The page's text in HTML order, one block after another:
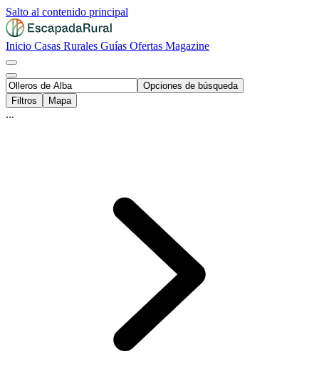
Salto al contenido principal
Inicio Casas Rurales Guías Ofertas Magazine
Opciones de búsqueda
Filtros
Mapa
...